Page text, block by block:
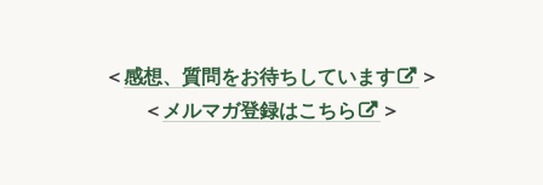
＜感想、質問をお待ちしています
＞
＜ メルマガ登録はこちら ＞